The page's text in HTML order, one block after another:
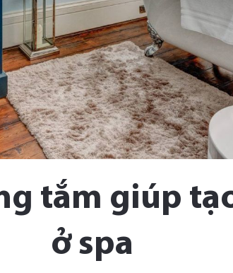
tắm giúp
ở spa